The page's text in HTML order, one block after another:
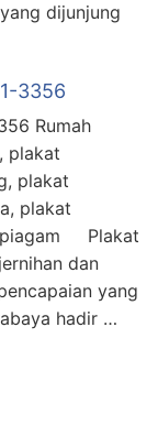
dijunjung
3356
Rumah
plakat
plakat
plakat
piagam Plakat
dan
yang
hadir …